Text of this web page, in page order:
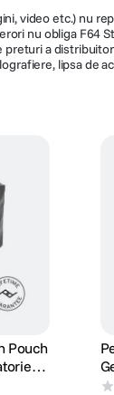
video etc.) nu
nu obliga F64
a
lipsa de
Pouch